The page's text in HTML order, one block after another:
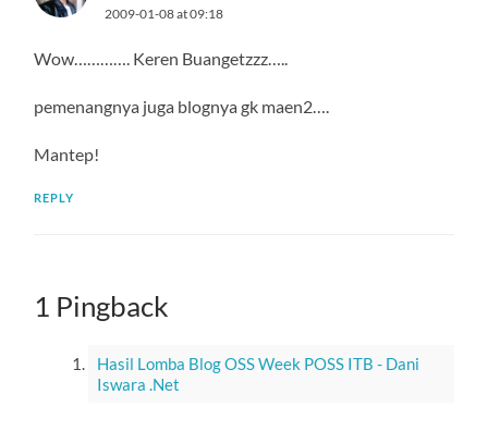
2009-01-08 at 09:18
Wow…………. Keren Buangetzzz…..
pemenangnya juga blognya gk maen2….
Mantep!
REPLY
1 Pingback
Hasil Lomba Blog OSS Week POSS ITB - Dani
Iswara .Net